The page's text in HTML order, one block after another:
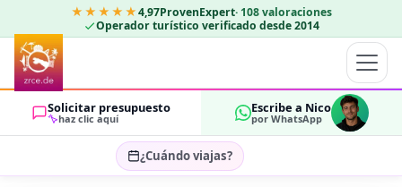
★★★★★4,97ProvenExpert· 108 valoraciones
Operador turístico verificado desde 2014
Solicitar presupuesto
haz clic aquí
Escribe a Nico
por WhatsApp
¿Cuándo viajas?